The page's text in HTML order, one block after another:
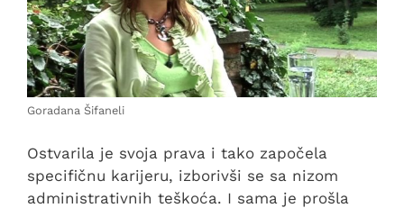
Goradana Šifaneli
Ostvarila je svoja prava i tako započela
specifičnu karijeru, izborivši se sa nizom
administrativnih teškoća. I sama je prošla